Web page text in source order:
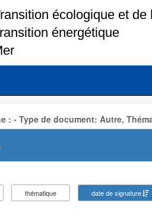
: - Type de document: Autre,
thématique
date de signature